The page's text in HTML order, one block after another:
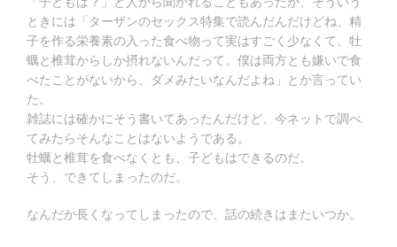
ときには「ターザンのセックス特集で読んだんだけどね、精
子を作る栄養素の入った食べ物って実はすごく少なくて、牡
蠣と椎茸からしか摂れないんだって。僕は両方とも嫌いで食
べたことがないから、ダメみたいなんだよね」とか言ってい
た。
雑誌には確かにそう書いてあったんだけど、今ネットで調べ
てみたらそんなことはないようである。
牡蠣と椎茸を食べなくとも、子どもはできるのだ。
そう、できてしまったのだ。
なんだか長くなってしまったので、話の続きはまたいつか。